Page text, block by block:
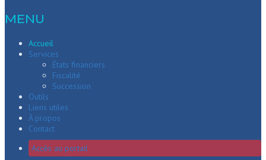
MENU
Accueil
Services
États financiers
Fiscalité
Succession
Outils
Liens utiles
À propos
Contact
Accès au portail